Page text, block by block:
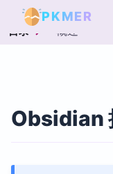
PKMER
目录 概述
Obsidian